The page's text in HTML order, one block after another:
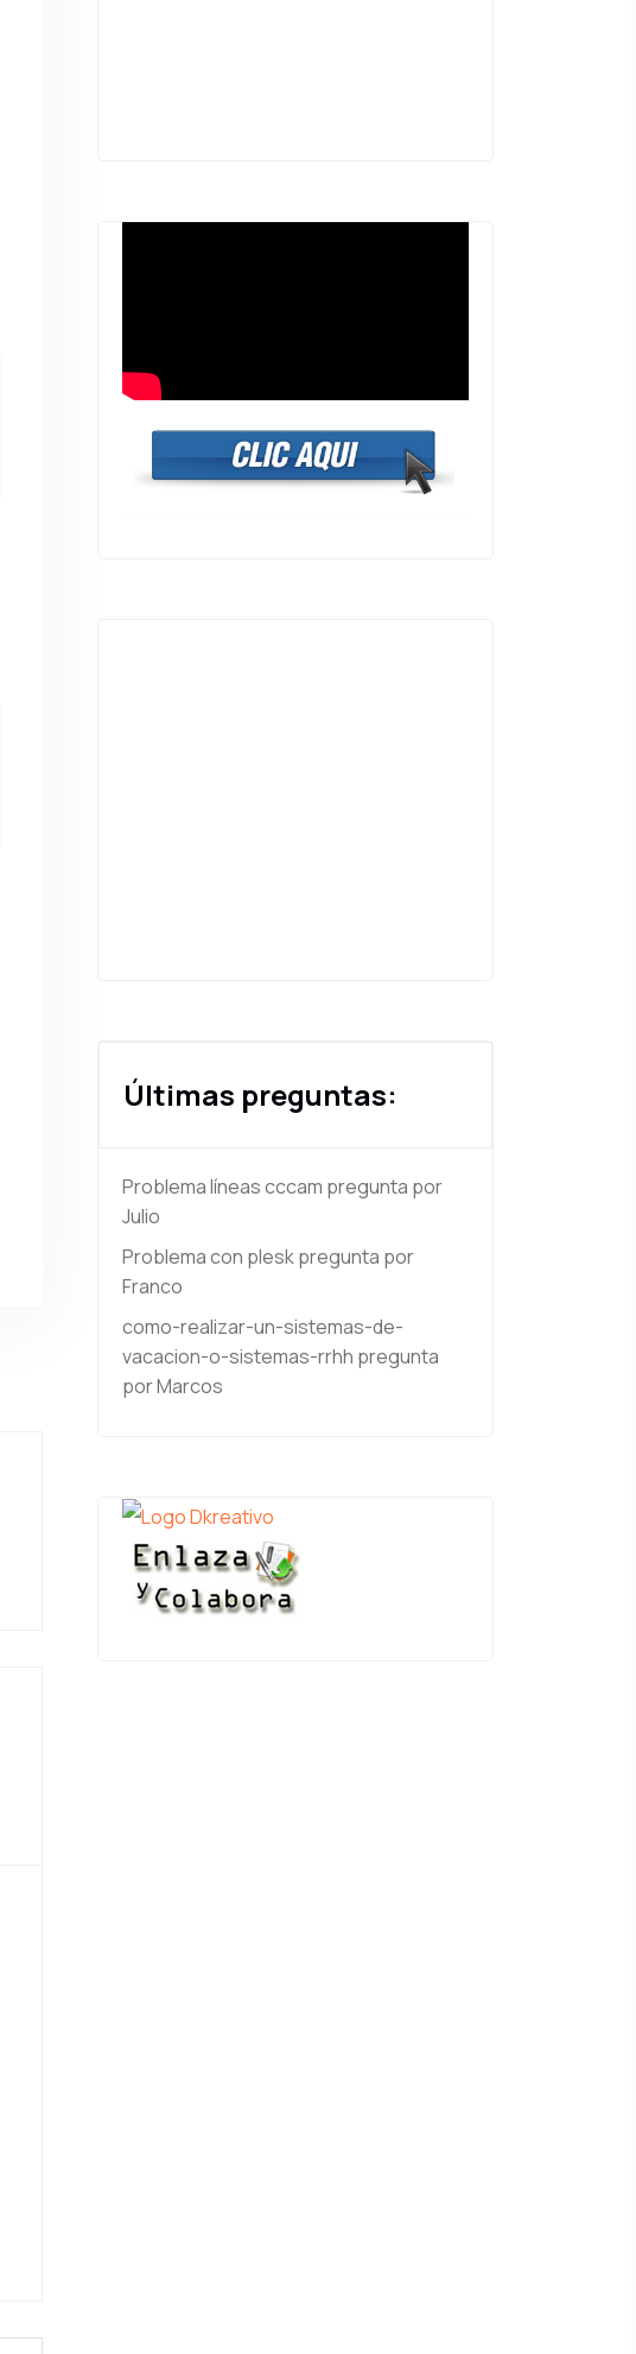
Últimas preguntas:
Problema líneas cccam pregunta por
Julio
Problema con pleskpregunta por
Franco
como-realizar-un-sistemas-de-
vacacion-o-sistemas-rrhh pregunta
por Marcos